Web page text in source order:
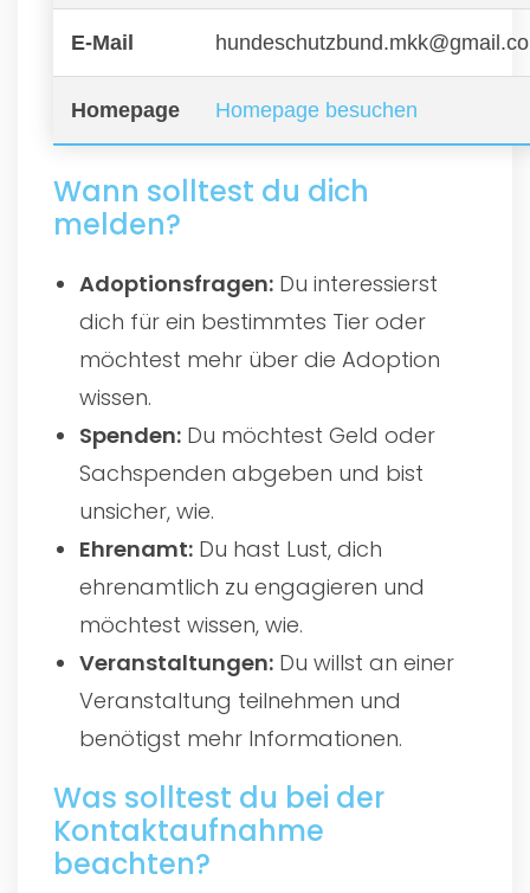
E-Mail
Homepage Homepage besuchen
Wann solltest du dich
melden?
Adoptionsfragen: Du interessierst
dich für ein bestimmtes Tier oder
möchtest mehr über die Adoption
wissen.
Spenden: Du möchtest Geld oder
Sachspenden abgeben und bist
unsicher, wie.
Ehrenamt: Du hast Lust, dich
ehrenamtlich zu engagieren und
möchtest wissen, wie.
Veranstaltungen: Du willst an einer
Veranstaltung teilnehmen und
benötigst mehr Informationen.
Was solltest du bei der
Kontaktaufnahme
beachten?